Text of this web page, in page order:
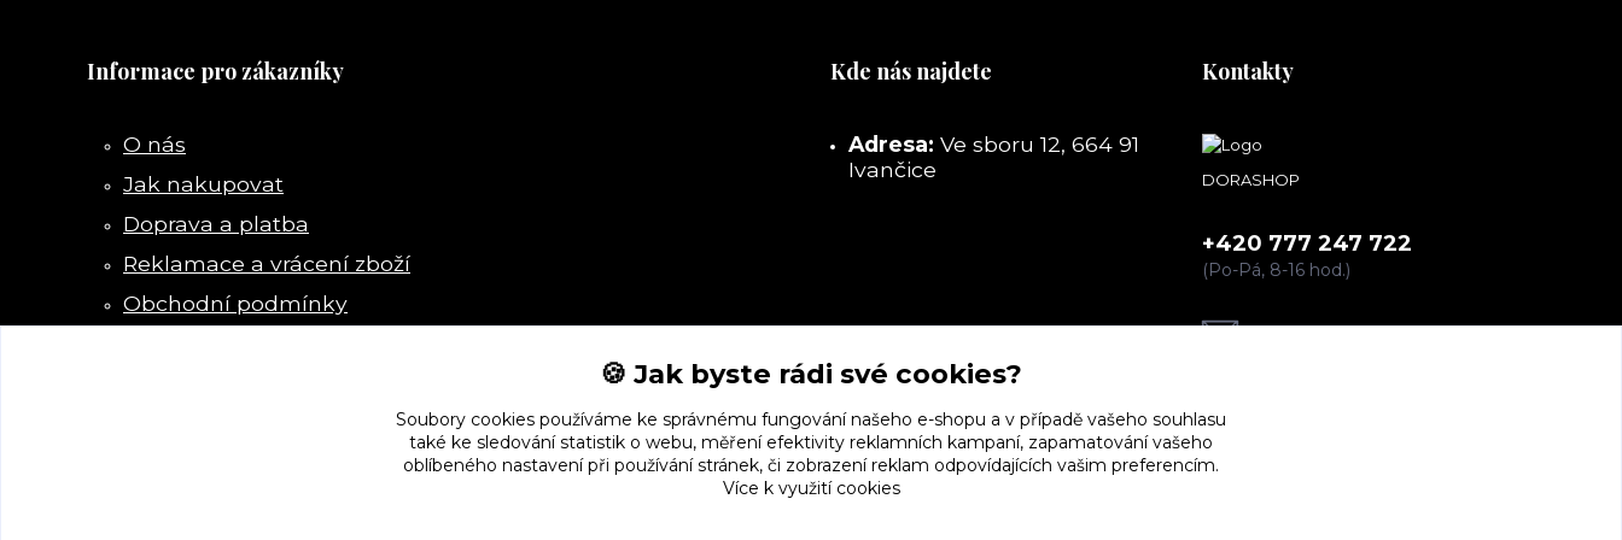
Informace pro zákazníky
O nás
Jak nakupovat
Doprava a platba
Reklamace a vrácení zboží
Obchodní podmínky
Kde nás najdete
Adresa: Ve sboru 12, 664 91
Ivančice
Kontakty
DORASHOP
+420 777 247 722
(Po-Pá, 8-16 hod.)
dorashopp@seznam.cz
🍪 Jak byste rádi své cookies?
Soubory cookies používáme ke správnému fungování našeho e-shopu a v případě vašeho souhlasu
také ke sledování statistik o webu, měření efektivity reklamních kampaní, zapamatování vašeho
oblíbeného nastavení při používání stránek, či zobrazení reklam odpovídajících vašim preferencím.
Více k využití cookies